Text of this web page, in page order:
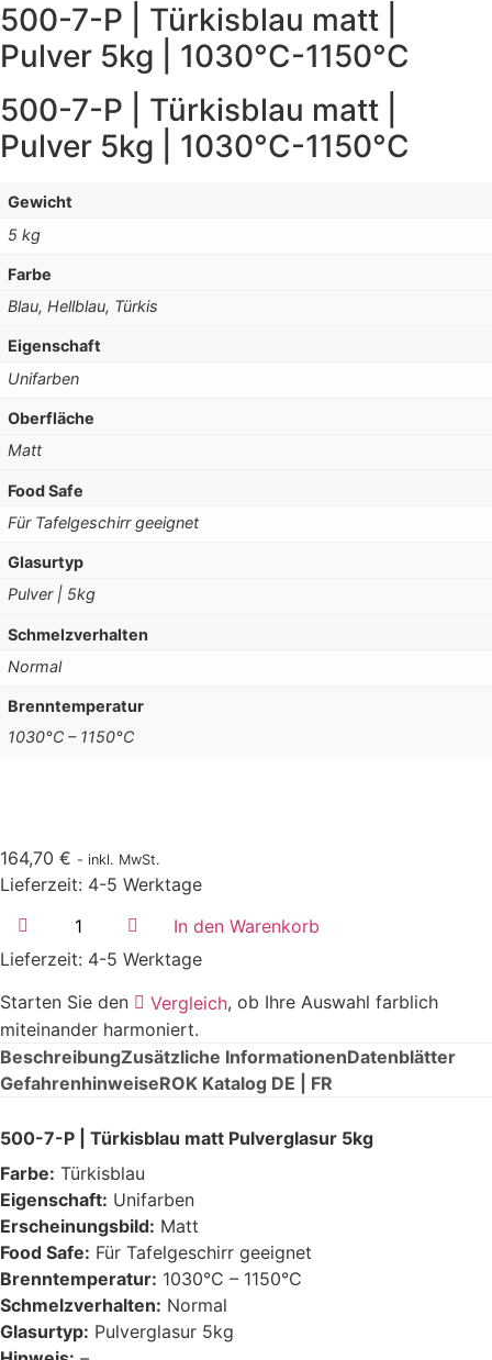
500-7-P | Türkisblau matt |
Pulver 5kg | 1030°C-1150°C
500-7-P | Türkisblau matt |
Pulver 5kg | 1030°C-1150°C
Gewicht
5 kg
Farbe
Blau, Hellblau, Türkis
Eigenschaft
Unifarben
Oberfläche
Matt
Food Safe
Für Tafelgeschirr geeignet
Glasurtyp
Pulver | 5kg
Schmelzverhalten
Normal
Brenntemperatur
1030°C – 1150°C
164,70 € - inkl. MwSt.
Lieferzeit: 4-5 Werktage
500-
|
matt
Pulver
5kg
1030°C-
Menge
In den Warenkorb
Lieferzeit: 4-5 Werktage
Starten Sie den
Vergleich, ob Ihre Auswahl farblich
miteinander harmoniert.
BeschreibungZusätzliche InformationenDatenblätter
GefahrenhinweiseROK Katalog DE | FR
500-7-P | Türkisblau matt Pulverglasur 5kg
Farbe: Türkisblau
Eigenschaft: Unifarben
Erscheinungsbild: Matt
Food Safe: Für Tafelgeschirr geeignet
Brenntemperatur: 1030°C – 1150°C
Schmelzverhalten: Normal
Glasurtyp: Pulverglasur 5kg